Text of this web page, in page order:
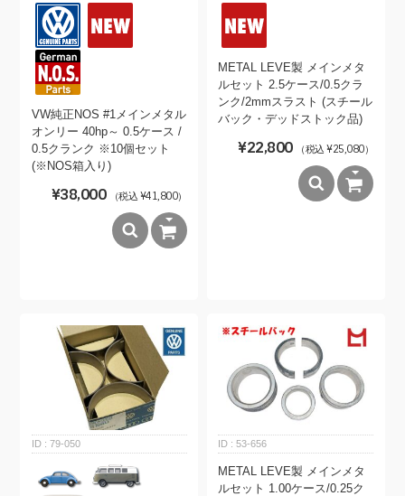
VW純正NOS #1メインメタル
オンリー 40hp～ 0.5ケース /
0.5クランク ※10個セット
(※NOS箱入り)
¥38,000 （税込 ¥41,800）
METAL LEVE製 メインメタ
ルセット 2.5ケース/0.5クラ
ンク/2mmスラスト (スチール
バック・デッドストック品)
¥22,800 （税込 ¥25,080）
79-050 53-656
METAL LEVE製 メインメタ
ルセット 1.00ケース/0.25ク